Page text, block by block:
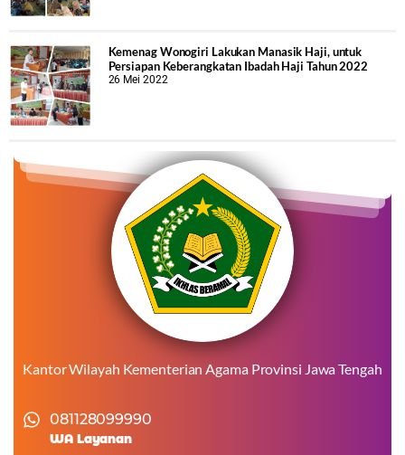
Kemenag Wonogiri Lakukan Manasik Haji, untuk
Persiapan Keberangkatan Ibadah Haji Tahun 2022
26 Mei 2022
Kantor Wilayah Kementerian Agama Provinsi Jawa Tengah
081128099990
WA Layanan